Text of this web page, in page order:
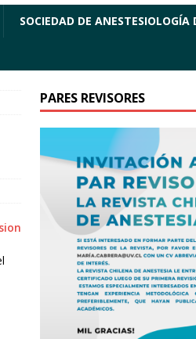
SOCIEDAD DE ANESTESIOLOGÍA
PARES REVISORES